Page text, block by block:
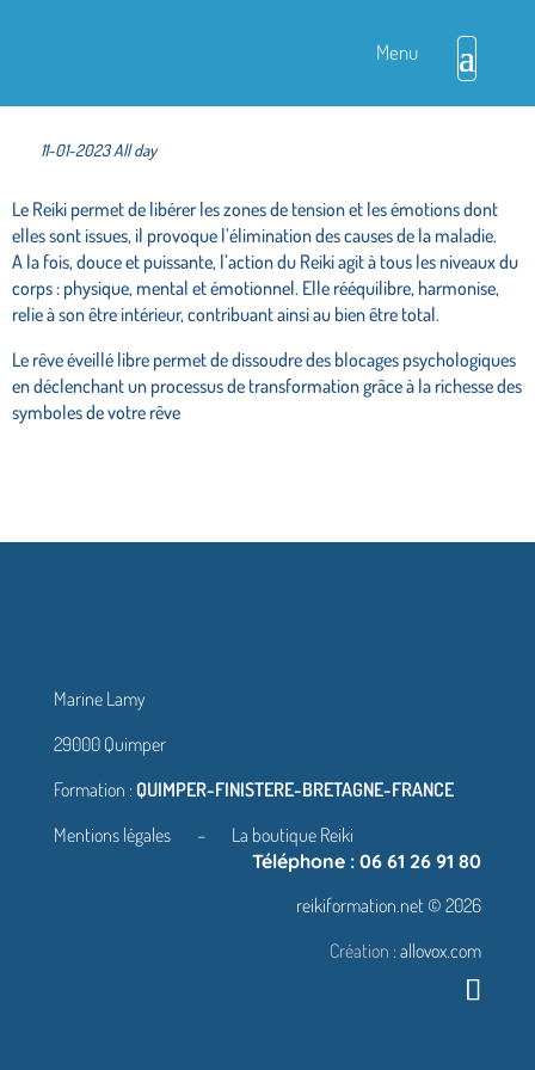
Séance de Reiki Usui – Rêve
11-01-2023 All day
Le Reiki permet de libérer les zones de tension et les émotions dont
elles sont issues, il provoque l’élimination des causes de la maladie.
A la fois, douce et puissante, l’action du Reiki agit à tous les niveaux du
corps : physique, mental et émotionnel. Elle rééquilibre, harmonise,
relie à son être intérieur, contribuant ainsi au bien être total.
Le rêve éveillé libre permet de dissoudre des blocages psychologiques
en déclenchant un processus de transformation grâce à la richesse des
symboles de votre rêve
Marine Lamy
29000 Quimper
Formation : QUIMPER-FINISTERE-BRETAGNE-FRANCE
Mentions légales
– La boutique Reiki
Téléphone : 06 61 26 91 80
reikiformation.net © 2026
Création : allovox.com